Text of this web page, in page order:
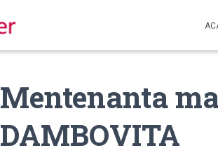
Mentenanta
DAMBOVITA